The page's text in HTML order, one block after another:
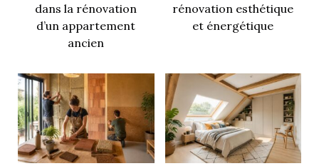
dans la rénovation
d’un appartement
ancien
rénovation esthétique
et énergétique